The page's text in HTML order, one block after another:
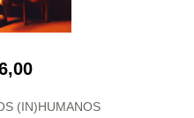
(IN)HUMANOS